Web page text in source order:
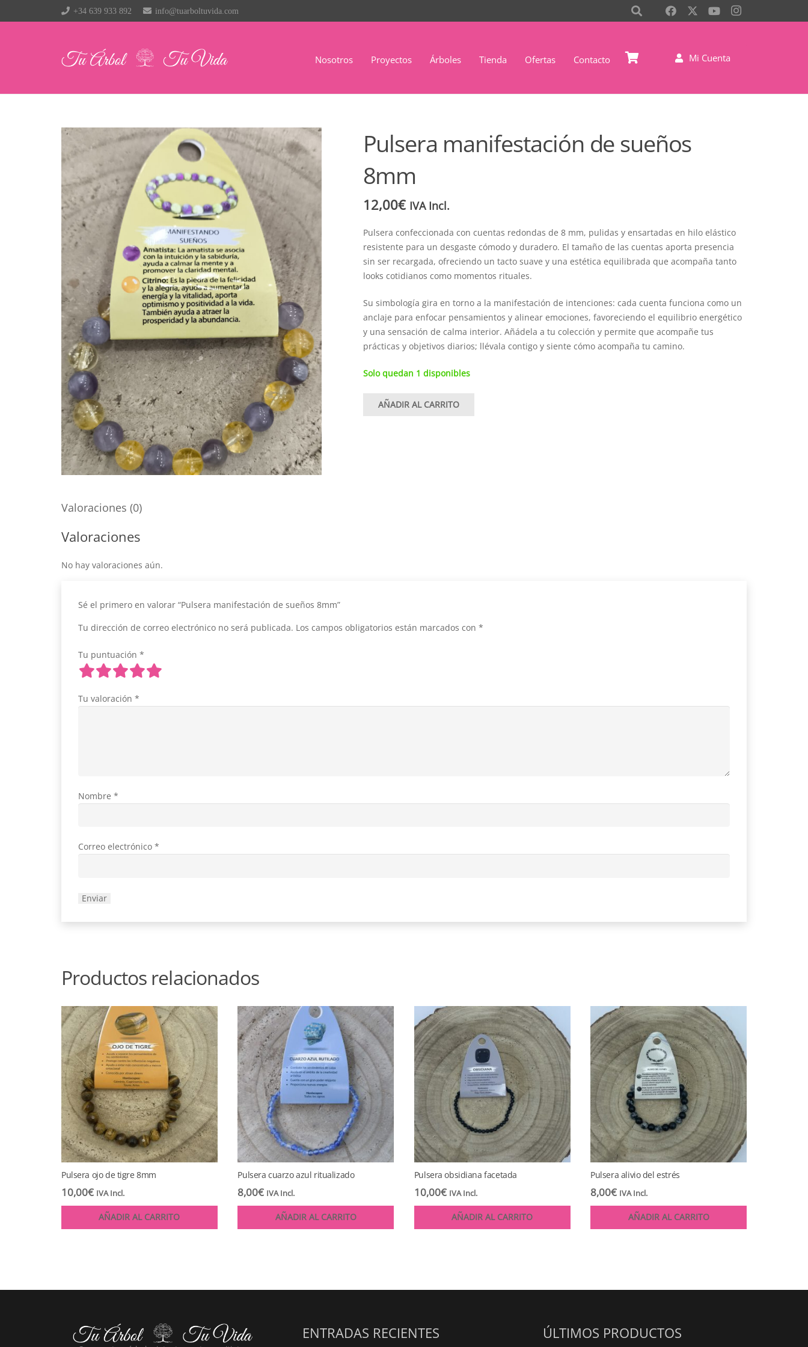
+34 639 933 892 info@tuarboltuvida.com
Nosotros Proyectos Árboles Tienda Ofertas Contacto Mi Cuenta
Pulsera manifestación de sueños
8mm
12,00€ IVA Incl.
Pulsera confeccionada con cuentas redondas de 8 mm, pulidas y ensartadas en hilo elástico
resistente para un desgaste cómodo y duradero. El tamaño de las cuentas aporta presencia
sin ser recargada, ofreciendo un tacto suave y una estética equilibrada que acompaña tanto
looks cotidianos como momentos rituales.
Su simbología gira en torno a la manifestación de intenciones: cada cuenta funciona como un
anclaje para enfocar pensamientos y alinear emociones, favoreciendo el equilibrio energético
y una sensación de calma interior. Añádela a tu colección y permite que acompañe tus
prácticas y objetivos diarios; llévala contigo y siente cómo acompaña tu camino.
Solo quedan 1 disponibles
Pulsera
AÑADIR AL CARRITO
Valoraciones (0)
Valoraciones
No hay valoraciones aún.
Sé el primero en valorar “Pulsera manifestación de sueños 8mm”
Tu dirección de correo electrónico no será publicada. Los campos obligatorios están marcados con *
Tu puntuación *
Tu valoración *
Nombre *
Correo electrónico *
Productos relacionados
Pulsera ojo de tigre 8mm
10,00€ IVA Incl.
AÑADIR AL CARRITO
Pulsera cuarzo azul ritualizado
8,00€ IVA Incl.
AÑADIR AL CARRITO
Pulsera obsidiana facetada
10,00€ IVA Incl.
AÑADIR AL CARRITO
Pulsera alivio del estrés
8,00€ IVA Incl.
AÑADIR AL CARRITO
ENTRADAS RECIENTES ÚLTIMOS PRODUCTOS